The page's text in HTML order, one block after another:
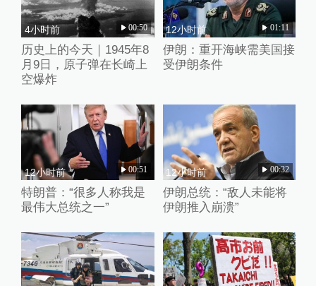
4小时前 00:50
历史上的今天｜1945年8
月9日，原子弹在长崎上
空爆炸
12小时前 01:11
伊朗：重开海峡需美国接
受伊朗条件
12小时前 00:51
特朗普：“很多人称我是
最伟大总统之一”
12小时前 00:32
伊朗总统：“敌人未能将
伊朗推入崩溃”